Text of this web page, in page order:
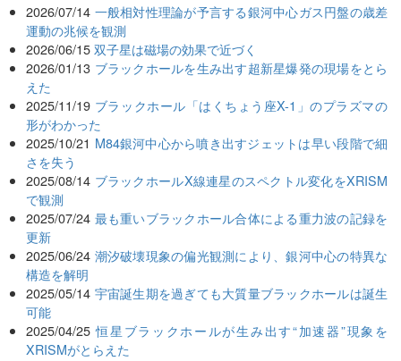
2026/07/14 一般相対性理論が予言する銀河中心ガス円盤の歳差
運動の兆候を観測
2026/06/15 双子星は磁場の効果で近づく
2026/01/13 ブラックホールを生み出す超新星爆発の現場をとら
えた
2025/11/19 ブラックホール「はくちょう座X-1」のプラズマの
形がわかった
2025/10/21 M84銀河中心から噴き出すジェットは早い段階で細
さを失う
2025/08/14 ブラックホールX線連星のスペクトル変化をXRISM
で観測
2025/07/24 最も重いブラックホール合体による重力波の記録を
更新
2025/06/24 潮汐破壊現象の偏光観測により、銀河中心の特異な
構造を解明
2025/05/14 宇宙誕生期を過ぎても大質量ブラックホールは誕生
可能
2025/04/25 恒星ブラックホールが生み出す“加速器”現象を
XRISMがとらえた